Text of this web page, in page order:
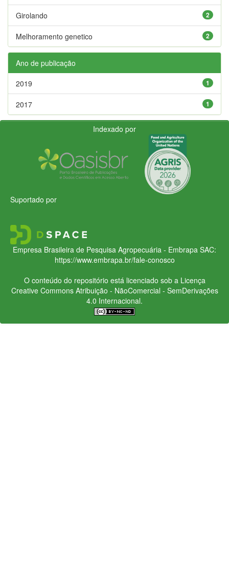
2
Girolando
2
Melhoramento genetico
Ano de publicação
1
2019
1
2017
Indexado por
Suportado por
Empresa Brasileira de Pesquisa Agropecuária - Embrapa SAC:
https://www.embrapa.br/fale-conosco
O conteúdo do repositório está licenciado sob a Licença
Creative CommonsAtribuição - NãoComercial - SemDerivações
4.0 Internacional.